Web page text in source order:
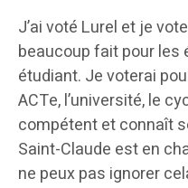
J’ai voté Lurel et je
beaucoup fait pour les
étudiant. Je voterai
ACTe, l’université, le
compétent et connaît
Saint-Claude est en
ne peux pas ignorer